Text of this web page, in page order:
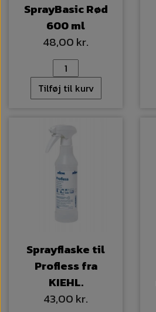
SprayBasic Rød
600 ml
48,00 kr.
Tilføj til kurv
Sprayflaske til
Profless fra
KIEHL.
43,00 kr.